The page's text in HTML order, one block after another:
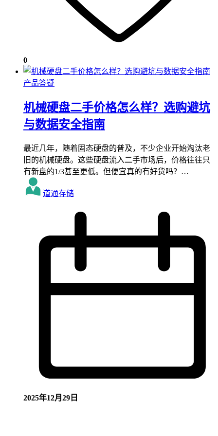
0
产品答疑
机械硬盘二手价格怎么样？选购避坑
与数据安全指南
最近几年，随着固态硬盘的普及，不少企业开始淘汰老
旧的机械硬盘。这些硬盘流入二手市场后，价格往往只
有新盘的1/3甚至更低。但便宜真的有好货吗？…
道通存储
2025年12月29日